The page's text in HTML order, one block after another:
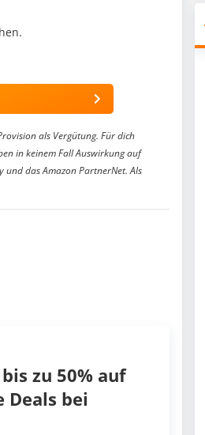
als Vergütung. Für dich
in keinem Fall Auswirkung auf
das Amazon PartnerNet. Als
zu 50% auf
Deals bei